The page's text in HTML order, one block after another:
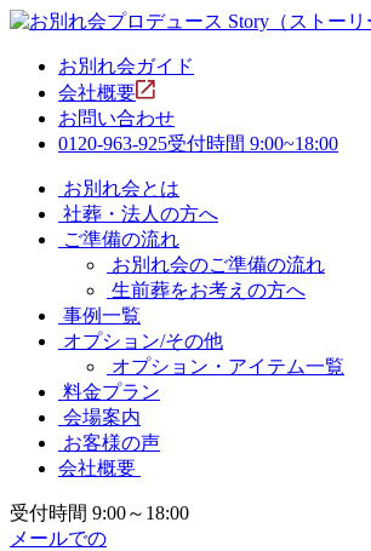
お別れ会ガイド
会社概要
お問い合わせ
0120-963-925受付時間 9:00~18:00
お別れ会とは
社葬・法人の方へ
ご準備の流れ
お別れ会のご準備の流れ
生前葬をお考えの方へ
事例一覧
オプション/その他
オプション・アイテム一覧
料金プラン
会場案内
お客様の声
会社概要
受付時間 9:00～18:00
メールでの